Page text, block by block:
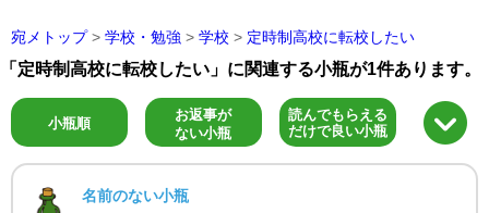
宛メトップ > 学校・勉強 > 学校 > 定時制高校に転校したい
「定時制高校に転校したい」に関連する小瓶が1件あります。
小瓶順
お返事が
ない小瓶
読んでもらえる
だけで良い小瓶
名前のない小瓶